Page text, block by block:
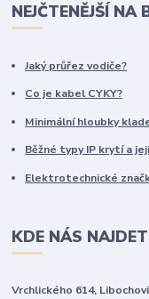
NEJČTENĚJŠÍ NA
Jaký průřez vodiče?
Co je kabel CYKY?
Minimální hloubky
Běžné typy IP krytí a
Elektrotechnické
KDE NÁS
Vrchlického 614,